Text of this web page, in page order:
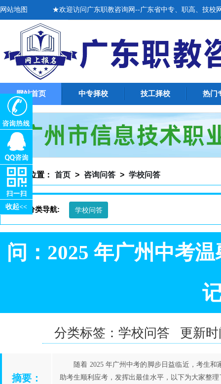
网站地图 ★欢迎访问广东职教咨询网--广东省中专、职高、技
网站首页 中专择校 技工择校 热门
当前位置： 首页 > 咨询问答 > 学校问答
资讯分类导航: 学校问答
问：2025 年广州中考
分类标签：学校问答 更新
摘要：
随着 2025 年广州中考的脚步日益临近，考生
助考生顺利应考，发挥出最佳水平，以下为大家整
收起<<